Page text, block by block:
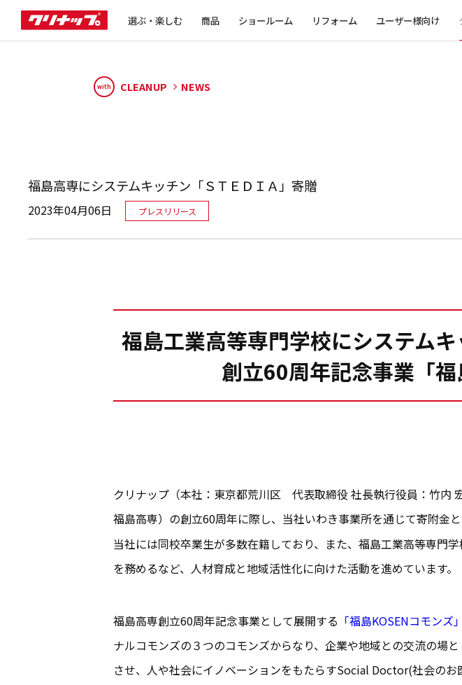
選ぶ・楽しむ 商品 ショールーム リフォーム ユーザー様向け
with CLEANUP NEWS
福島高専にシステムキッチン「ＳＴＥＤＩＡ」寄贈
2023年04月06日 プレスリリース
福島工業高等専門学校にシステム
創立60周年記念事業「
クリナップ（本社：東京都荒川区 代表取締役 社長執行役員：竹内
福島高専）の創立60周年に際し、当社いわき事業所を通じて寄附金
当社には同校卒業生が多数在籍しており、また、福島工業高等専
を務めるなど、人材育成と地域活性化に向けた活動を進めています。
福島高専創立60周年記念事業として展開する 「福島KOSENコモンズ」
ナルコモンズの３つのコモンズからなり、企業や地域との交流の場
させ、人や社会にイノベーションをもたらすSocial Doctor(社会の